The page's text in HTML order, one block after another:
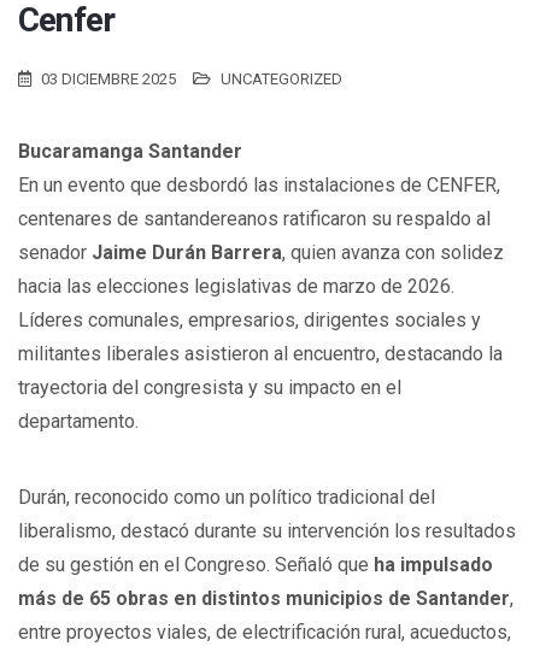
Cenfer
03 DICIEMBRE 2025 UNCATEGORIZED
Bucaramanga Santander
En un evento que desbordó las instalaciones de CENFER,
centenares de santandereanos ratificaron su respaldo al
senador Jaime Durán Barrera, quien avanza con solidez
hacia las elecciones legislativas de marzo de 2026.
Líderes comunales, empresarios, dirigentes sociales y
militantes liberales asistieron al encuentro, destacando la
trayectoria del congresista y su impacto en el
departamento.
Durán, reconocido como un político tradicional del
liberalismo, destacó durante su intervención los resultados
de su gestión en el Congreso. Señaló que ha impulsado
más de 65 obras en distintos municipios de Santander,
entre proyectos viales, de electrificación rural, acueductos,